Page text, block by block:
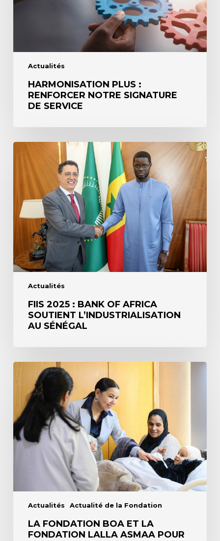
Actualités
HARMONISATION PLUS :
RENFORCER NOTRE SIGNATURE
DE SERVICE
Actualités
FIIS
soutient
l’industrialisation
FIIS 2025 : BANK OF AFRICA
SOUTIENT L’INDUSTRIALISATION
AU SÉNÉGAL
Actualités Actualité de la Fondation
La
Fondation
Fondation
Lalla
Asmaa
pour
l’inclusion
LA FONDATION BOA ET LA
FONDATION LALLA ASMAA POUR